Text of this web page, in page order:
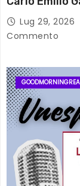
Lug 29, 2026
Commento